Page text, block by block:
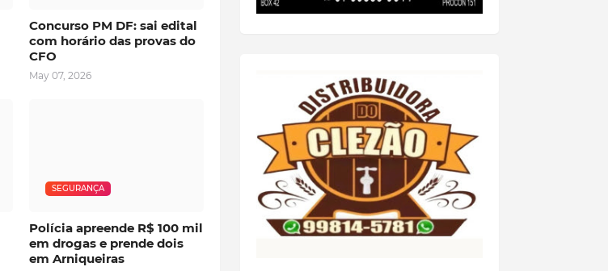
Concurso PM DF: sai edital
com horário das provas do
CFO
May 07, 2026
SEGURANÇA
Polícia apreende R$ 100 mil
em drogas e prende dois
em Arniqueiras